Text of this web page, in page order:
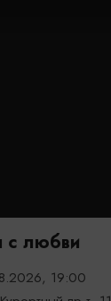
с любви
19:00